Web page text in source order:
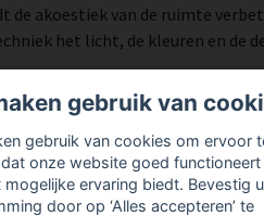
akoestiek van de ruimte
het licht, de kleuren en de
en veel detail weergegeven
die een resolutie tot 300 DPI
thuis als in openbare
gebruik van
gebruik van cookies om ervoor
onze website goed functioneert
mogelijke ervaring biedt. Bevestig
door op ‘Alles accepteren’ te